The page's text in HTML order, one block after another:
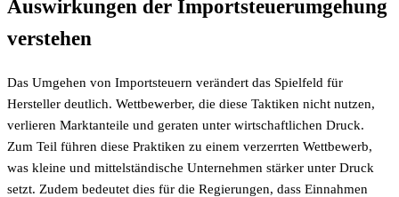
Auswirkungen der Importsteuerumgehung
verstehen
Das Umgehen von Importsteuern verändert das Spielfeld für
Hersteller deutlich. Wettbewerber, die diese Taktiken nicht nutzen,
verlieren Marktanteile und geraten unter wirtschaftlichen Druck.
Zum Teil führen diese Praktiken zu einem verzerrten Wettbewerb,
was kleine und mittelständische Unternehmen stärker unter Druck
setzt. Zudem bedeutet dies für die Regierungen, dass Einnahmen